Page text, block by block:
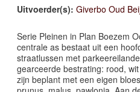
Uitvoerder(s): Giverbo Oud
Serie Pleinen in Plan Boezem
centrale as bestaat uit een
straatlussen met
gearceerde bestrating: rood,
zijn beplant met een eigen